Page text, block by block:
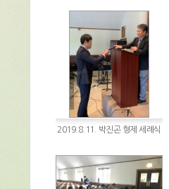
2019.8.11. 박진곤 형제 세례식